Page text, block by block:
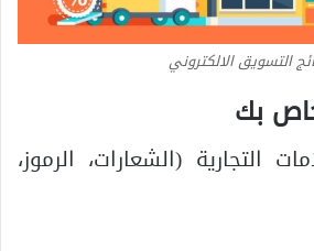
التسويق الالكتروني
بك
التجارية (الشعارات، الرموز،